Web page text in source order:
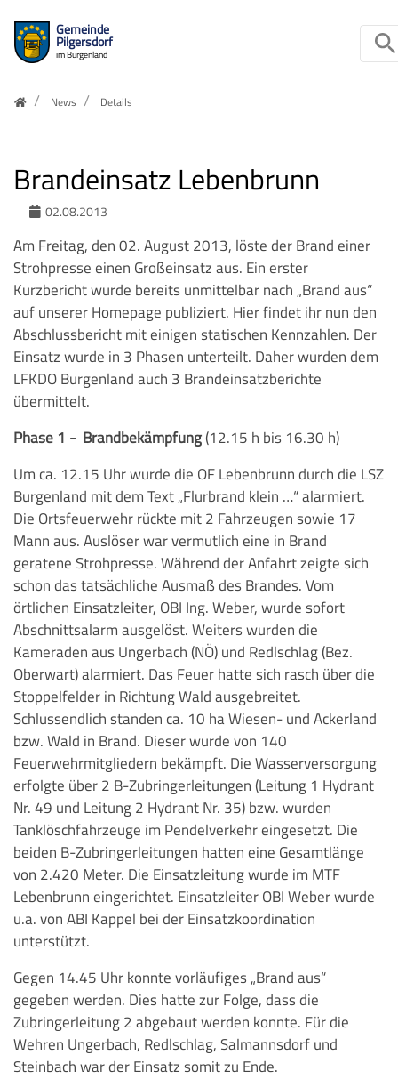
Zum Inhalt springen
Gemeinde
Pilgersdorf
im Burgenland
HomeNews Details
Brandeinsatz Lebenbrunn
02.08.2013
Am Freitag, den 02. August 2013, löste der Brand einer
Strohpresse einen Großeinsatz aus. Ein erster
Kurzbericht wurde bereits unmittelbar nach „Brand aus“
auf unserer Homepage publiziert. Hier findet ihr nun den
Abschlussbericht mit einigen statischen Kennzahlen. Der
Einsatz wurde in 3 Phasen unterteilt. Daher wurden dem
LFKDO Burgenland auch 3 Brandeinsatzberichte
übermittelt.
Phase 1 - Brandbekämpfung(12.15 h bis 16.30 h)
Um ca. 12.15 Uhr wurde die OF Lebenbrunn durch die LSZ
Burgenland mit dem Text „Flurbrand klein …“ alarmiert.
Die Ortsfeuerwehr rückte mit 2 Fahrzeugen sowie 17
Mann aus. Auslöser war vermutlich eine in Brand
geratene Strohpresse. Während der Anfahrt zeigte sich
schon das tatsächliche Ausmaß des Brandes. Vom
örtlichen Einsatzleiter, OBI Ing. Weber, wurde sofort
Abschnittsalarm ausgelöst. Weiters wurden die
Kameraden aus Ungerbach (NÖ) und Redlschlag (Bez.
Oberwart) alarmiert. Das Feuer hatte sich rasch über die
Stoppelfelder in Richtung Wald ausgebreitet.
Schlussendlich standen ca. 10 ha Wiesen- und Ackerland
bzw. Wald in Brand. Dieser wurde von 140
Feuerwehrmitgliedern bekämpft. Die Wasserversorgung
erfolgte über 2 B-Zubringerleitungen (Leitung 1 Hydrant
Nr. 49 und Leitung 2 Hydrant Nr. 35) bzw. wurden
Tanklöschfahrzeuge im Pendelverkehr eingesetzt. Die
beiden B-Zubringerleitungen hatten eine Gesamtlänge
von 2.420 Meter. Die Einsatzleitung wurde im MTF
Lebenbrunn eingerichtet. Einsatzleiter OBI Weber wurde
u.a. von ABI Kappel bei der Einsatzkoordination
unterstützt.
Gegen 14.45 Uhr konnte vorläufiges „Brand aus“
gegeben werden. Dies hatte zur Folge, dass die
Zubringerleitung 2 abgebaut werden konnte. Für die
Wehren Ungerbach, Redlschlag, Salmannsdorf und
Steinbach war der Einsatz somit zu Ende.